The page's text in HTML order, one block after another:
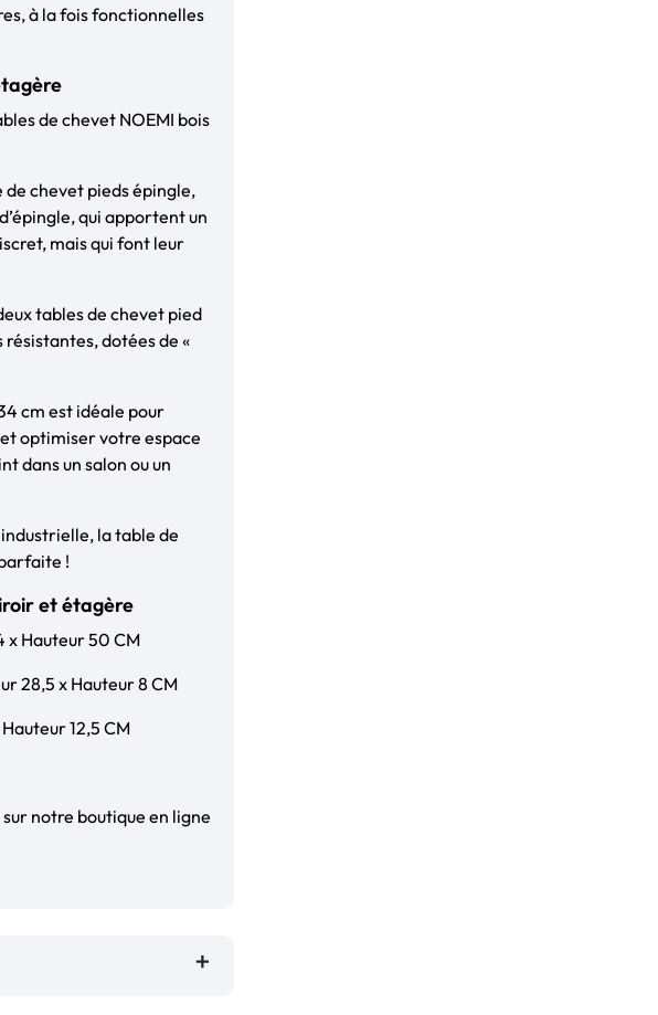
à la fois fonctionnelles
de chevet NOEMI bois
chevet pieds épingle,
qui apportent un
mais qui font leur
tables de chevet pied
dotées de «
cm est idéale pour
optimiser votre espace
dans un salon ou un
la table de
!
et étagère
x Hauteur 50 CM
28,5 x Hauteur 8 CM
12,5 CM
sur notre boutique en ligne